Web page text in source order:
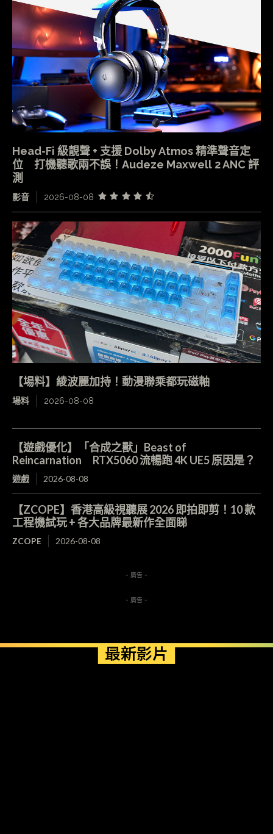
Head-Fi 級靚聲 + 支援 Dolby Atmos 精準聲音定
位 打機聽歌兩不誤！Audeze Maxwell 2 ANC 評
測
影音 2026-08-08
【場料】綾波麗加持！動漫聯乘都玩磁軸
場料 2026-08-08
【遊戲優化】「合成之獸」Beast of
Reincarnation RTX5060 流暢跑 4K UE5 原因是？
遊戲 2026-08-08
【ZCOPE】香港高級視聽展 2026 即拍即剪！10 款
工程機試玩 + 各大品牌最新作全面睇
ZCOPE 2026-08-08
- 廣告 -
- 廣告 -
最新影片